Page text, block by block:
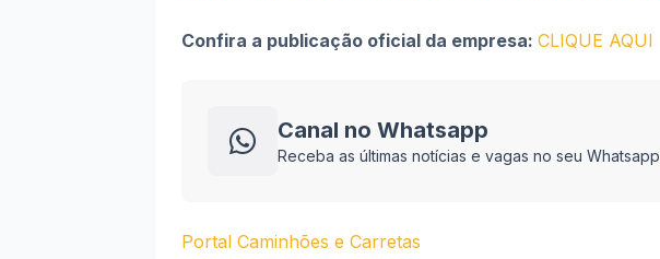
Confira a publicação oficial da empresa: CLIQUE AQUI
Canal no Whatsapp
Receba as últimas notícias e vagas no seu Whatsapp
Portal Caminhões e Carretas